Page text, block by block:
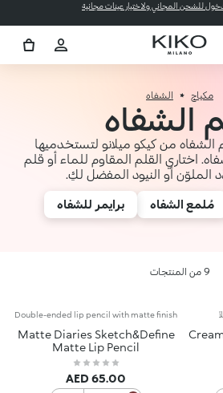
للشحن المجاني ولاختيار عينات مجانية
مكياج الشفاه
الشفاه
من كيكو ميلانو لتستخدميها
اختاري القلم المقاوم للماء أو قلم
الملوّن أو النيود المفضل لكِ.
مُلمع الشفاه برايمر للشفاه
9 من المنتجات
Double-ended lip pencil with matte finish
Matte Diaries Sketch&Define
Matte Lip Pencil
AED 65.00